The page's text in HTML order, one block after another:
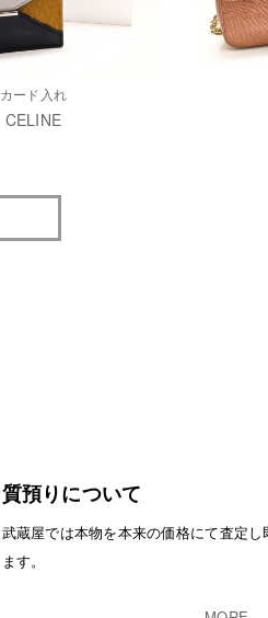
カード入れ
CELINE
質預りについて
武蔵屋では本物を本来の価格にて査定
ます。